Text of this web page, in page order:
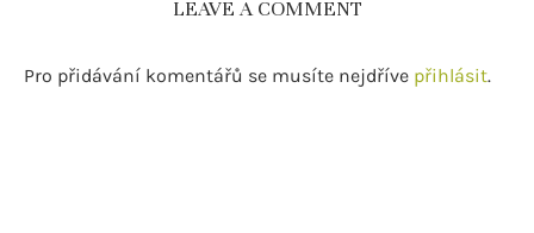
LEAVE A COMMENT
Pro přidávání komentářů se musíte nejdříve přihlásit.